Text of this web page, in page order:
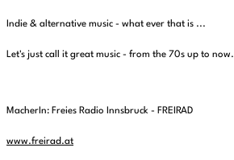
Indie & alternative music - what ever that is ...
Let's just call it great music - from the 70s up to now.
MacherIn: Freies Radio Innsbruck - FREIRAD
www.freirad.at